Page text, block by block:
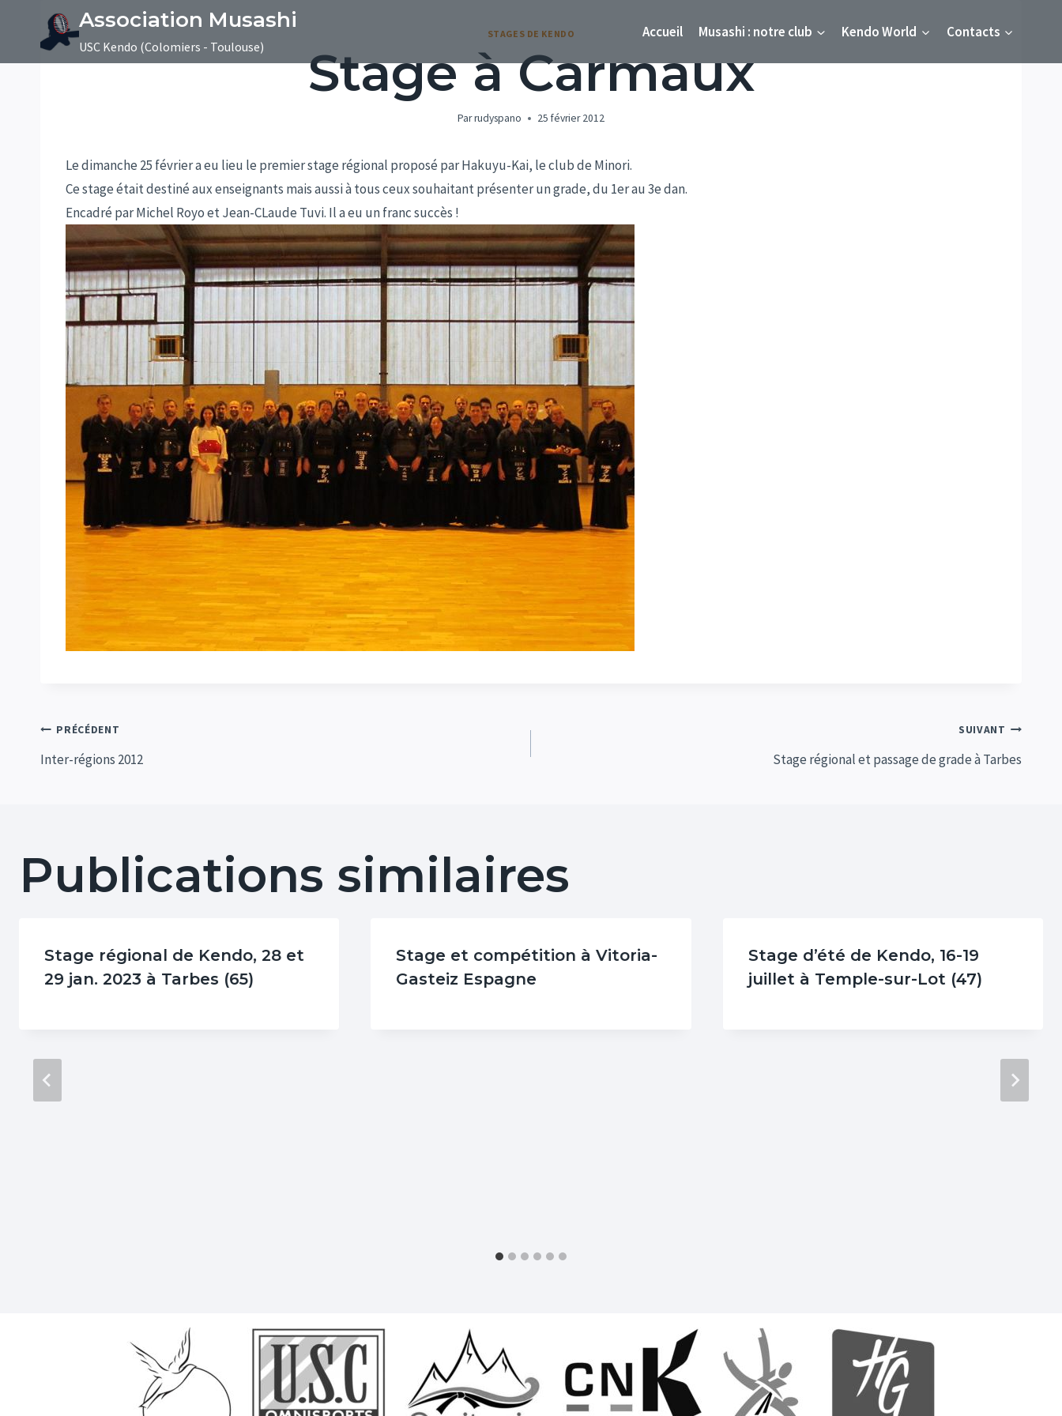
Association Musashi
USC Kendo (Colomiers - Toulouse)
Accueil Musashi : notre club Kendo World Contacts
STAGES DE KENDO
Stage à Carmaux
Parrudyspano 25 février 2012
Le dimanche 25 février a eu lieu le premier stage régional proposé par Hakuyu-Kai, le club de Minori.
Ce stage était destiné aux enseignants mais aussi à tous ceux souhaitant présenter un grade, du 1er au 3e dan.
Encadré par Michel Royo et Jean-CLaude Tuvi. Il a eu un franc succès !
Navigation
de
PRÉCÉDENT
Inter-régions 2012
SUIVANT
Stage régional et passage de grade à Tarbes
Publications similaires
Stage régional de Kendo, 28 et
29 jan. 2023 à Tarbes (65)
Stage et compétition à Vitoria-
Gasteiz Espagne
Stage d’été de Kendo, 16-19
juillet à Temple-sur-Lot (47)